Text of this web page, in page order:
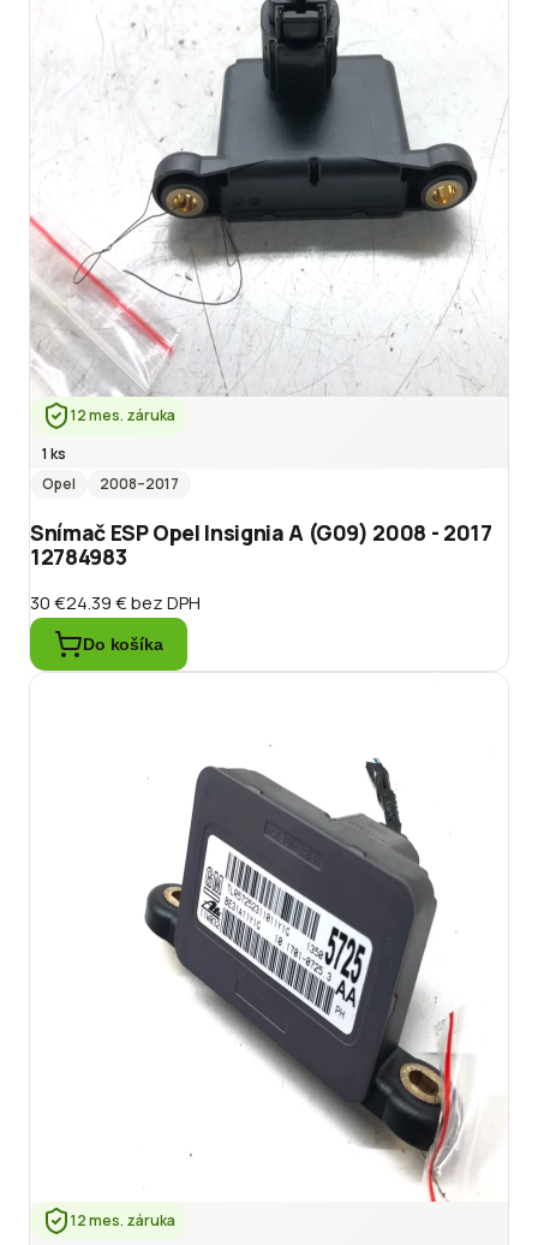
12 mes. záruka
1 ks
Opel
2008–2017
Snímač ESP Opel Insignia A (G09) 2008 - 2017
12784983
30 €24.39 €bez DPH
Do košíka
12 mes. záruka